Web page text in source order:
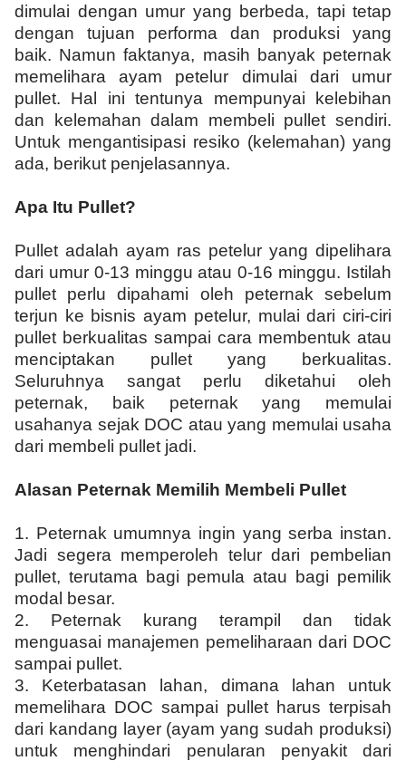
dimulai dengan umur yang berbeda, tapi tetap
dengan tujuan performa dan produksi yang
baik. Namun faktanya, masih banyak peternak
memelihara ayam petelur dimulai dari umur
pullet. Hal ini tentunya mempunyai kelebihan
dan kelemahan dalam membeli pullet sendiri.
Untuk mengantisipasi resiko (kelemahan) yang
ada, berikut penjelasannya.
Apa Itu Pullet?
Pullet adalah ayam ras petelur yang dipelihara
dari umur 0-13 minggu atau 0-16 minggu. Istilah
pullet perlu dipahami oleh peternak sebelum
terjun ke bisnis ayam petelur, mulai dari ciri-ciri
pullet berkualitas sampai cara membentuk atau
menciptakan pullet yang berkualitas.
Seluruhnya sangat perlu diketahui oleh
peternak, baik peternak yang memulai
usahanya sejak DOC atau yang memulai usaha
dari membeli pullet jadi.
Alasan Peternak Memilih Membeli Pullet
1. Peternak umumnya ingin yang serba instan.
Jadi segera memperoleh telur dari pembelian
pullet, terutama bagi pemula atau bagi pemilik
modal besar.
2. Peternak kurang terampil dan tidak
menguasai manajemen pemeliharaan dari DOC
sampai pullet.
3. Keterbatasan lahan, dimana lahan untuk
memelihara DOC sampai pullet harus terpisah
dari kandang layer (ayam yang sudah produksi)
untuk menghindari penularan penyakit dari